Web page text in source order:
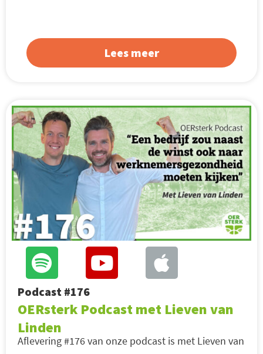
Lees meer
Podcast #176
OERsterk Podcast met Lieven van
Linden
Aflevering #176 van onze podcast is met Lieven van